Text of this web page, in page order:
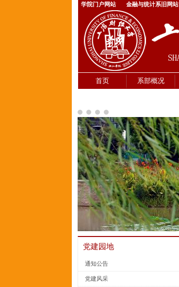
学院门户网站 金融与统计系旧网站
首页 系部概况
党建园地
通知公告
党建风采